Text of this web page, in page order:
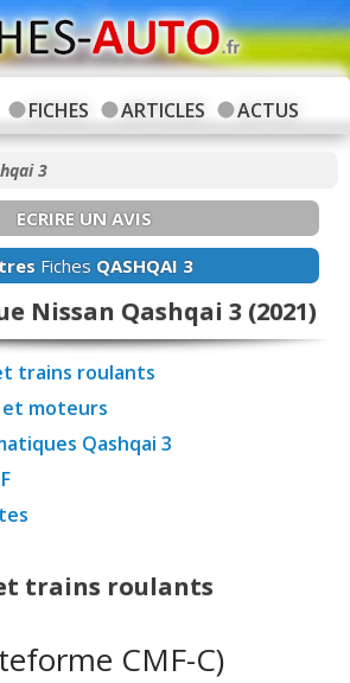
FICHES ARTICLES ACTUS
3
ECRIRE UN AVIS
Fiches QASHQAI 3
Nissan Qashqai 3 (2021)
trains roulants
moteurs
Qashqai 3
trains roulants
CMF-C)